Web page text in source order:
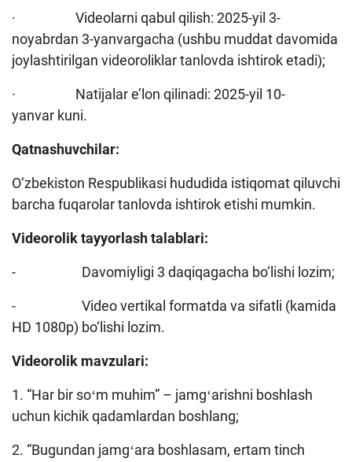
· Videolarni qabul qilish: 2025-yil 3-
noyabrdan 3-yanvargacha (ushbu muddat davomida
joylashtirilgan videoroliklar tanlovda ishtirok etadi);
· Natijalar e’lon qilinadi: 2025-yil 10-
yanvar kuni.
Qatnashuvchilar:
O‘zbekiston Respublikasi hududida istiqomat qiluvchi
barcha fuqarolar tanlovda ishtirok etishi mumkin.
Videorolik tayyorlash talablari:
- Davomiyligi 3 daqiqagacha bo‘lishi lozim;
- Video vertikal formatda va sifatli (kamida
HD 1080p) bo‘lishi lozim.
Videorolik mavzulari:
1. “Har bir soʻm muhim” – jamgʻarishni boshlash
uchun kichik qadamlardan boshlang;
2. “Bugundan jamgʻara boshlasam, ertam tinch